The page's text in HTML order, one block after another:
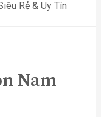
Rẻ & Uy Tín
Nam